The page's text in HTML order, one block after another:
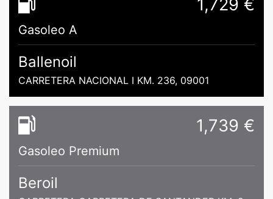
1,729 €
Gasoleo A
Ballenoil
CARRETERA NACIONAL I KM. 236, 09001
1,739 €
Gasoleo Premium
Beroil